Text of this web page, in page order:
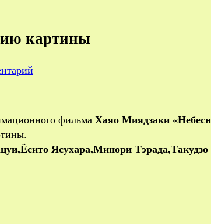
картины
Лапута»
прокате
фильма Хаяо Миядзаки
Ясухара,Минори